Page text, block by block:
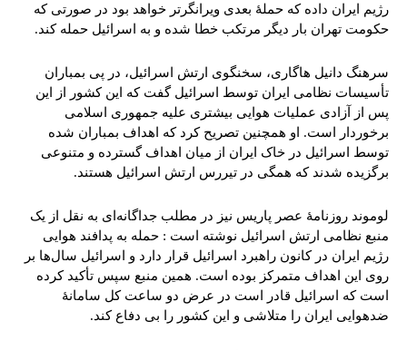
رژیم ایران داده که حملۀ بعدی ویرانگرتر خواهد بود در صورتی که
حکومت تهران بار دیگر مرتکب خطا شده و به اسرائیل حمله کند.
سرهنگ دانیل هاگاری، سخنگوی ارتش اسرائیل، در پی بمباران
تأسیسات نظامی ایران توسط اسرائیل گفت که این کشور از این
پس از آزادی عملیات هوایی بیشتری علیه جمهوری اسلامی
برخوردار است. او همچنین تصریح کرد که اهداف بمباران شده
توسط اسرائیل در خاک ایران از میان اهداف گسترده و متنوعی
برگزیده شدند که همگی در تیررس ارتش اسرائیل هستند.
لوموند روزنامۀ عصر پاریس نیز در مطلب جداگانه‌ای به نقل از یک
منبع نظامی ارتش اسرائیل نوشته است : حمله به پدافند هوایی
رژیم ایران در کانون راهبرد اسرائیل قرار دارد و اسرائیل سال‌ها بر
روی این اهداف متمرکز بوده است. همین منبع سپس تأکید کرده
است که اسرائیل قادر است در عرض دو ساعت کل سامانۀ
ضدهوایی ایران را متلاشی و این کشور را بی دفاع کند.